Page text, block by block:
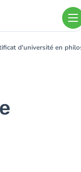
d'université en